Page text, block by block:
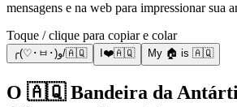
mensagens e na web para impressionar sua
Toque / clique para copiar e colar
╭(♡･ㅂ･)و/🇦🇶 I❤️🇦🇶 My 🏠 is 🇦🇶
O 🇦🇶 Bandeira da